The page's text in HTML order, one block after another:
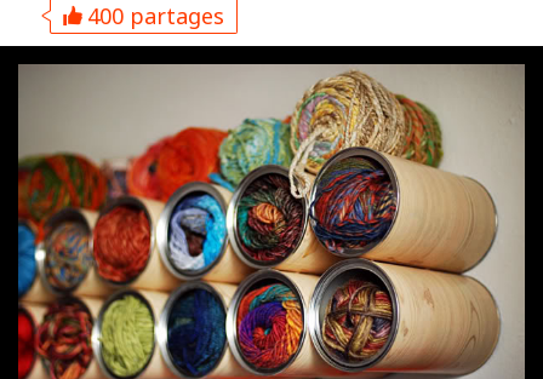
400 partages